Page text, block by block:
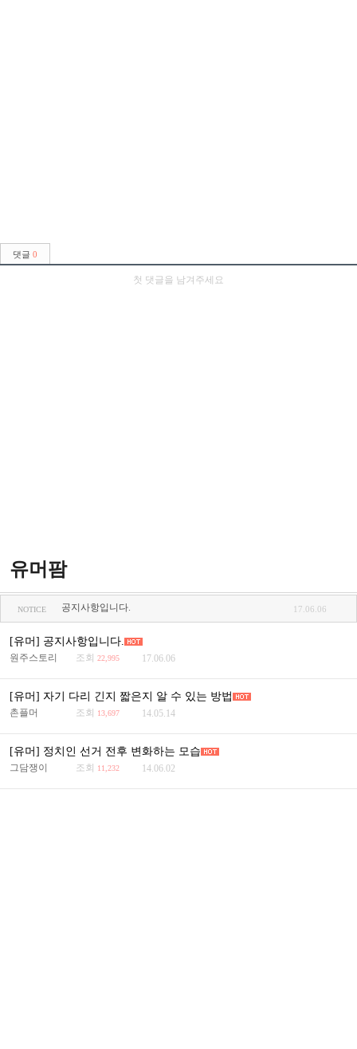
유머팜
NOTICE 공지사항입니다. 17.06.06
[유머] 공지사항입니다.
원주스토리 조회 22,995 17.06.06
[유머] 자기 다리 긴지 짧은지 알 수 있는 방법
촌플머 조회 13,697 14.05.14
[유머] 정치인 선거 전후 변화하는 모습
그담쟁이 조회 11,232 14.06.02